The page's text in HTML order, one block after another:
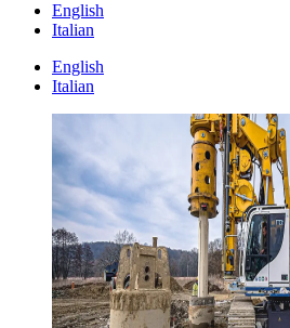
English
Italian
English
Italian